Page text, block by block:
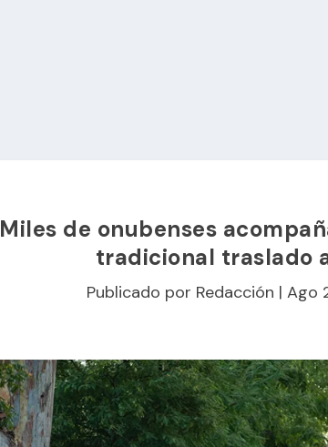
Miles de onubenses
tradicional traslado
Publicado por Redacción |Ago